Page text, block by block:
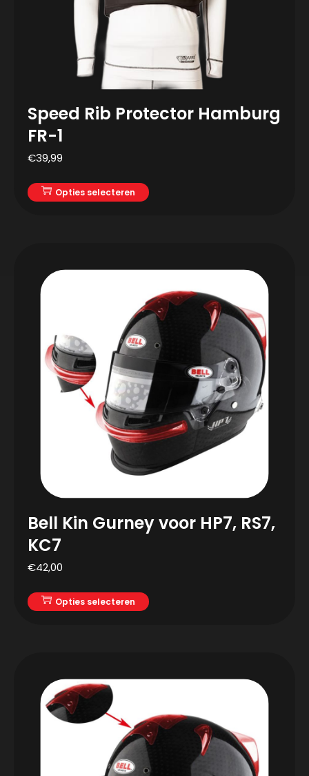
Speed Rib Protector Hamburg
FR-1
€39,99
Opties selecteren
Bell Kin Gurney voor HP7, RS7,
KC7
€42,00
Opties selecteren